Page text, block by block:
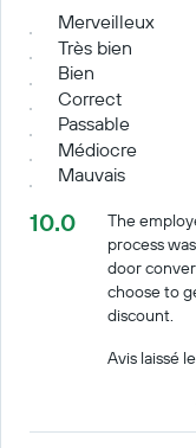
Merveilleux
Très bien
Bien
Correct
Passable
Médiocre
Mauvais
10.0
The
process
door
choose to
discount.
Avis laissé